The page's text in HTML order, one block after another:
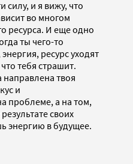
силу, и я вижу, что
во многом
ресурса. И еще одно
ты чего-то
ресурс уходят
тебя страшит.
направлена твоя
и
проблеме, а на том,
своих
энергию в будущее.